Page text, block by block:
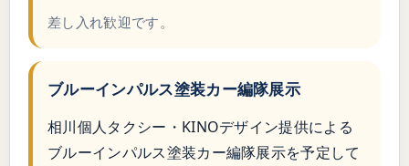
差し入れ歓迎です。
ブルーインパルス塗装カー編隊展示
相川個人タクシー・KINOデザイン提供による
ブルーインパルス塗装カー編隊展示を予定して